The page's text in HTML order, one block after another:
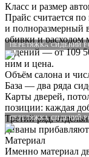
ПЕРЕТЯЖКА СИДЕНИЙ
ПЕРЕТЯЖКА СИДЕНИЙ
Класс и размер
Прайс считается
и полноразмерный
обивки и расходом
сидений — от 109
ним и цена.
Объём салона и
База — два ряда
Карты дверей,
позиции: каждая
Третий ряд,
диваны
Материал
Именно материал